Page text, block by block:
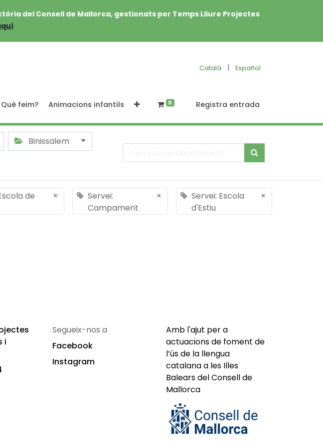
del Consell de Mallorca, gestionats per Temps Lliure Projectes
Català | Español
Què feim? Animacions infantils 0 Registra entrada
Binissalem
de
×
Servei:
Campament
×
Servei: Escola
d'Estiu
×
i
Segueix-nos a
Facebook
Instagram
Amb l'ajut per a
actuacions de foment de
l’ús de la llengua
catalana a les Illes
Balears del Consell de
Mallorca